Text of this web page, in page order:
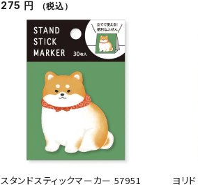
275 円 （税込）
スタンドスティックマーカー 57951
ヨリ